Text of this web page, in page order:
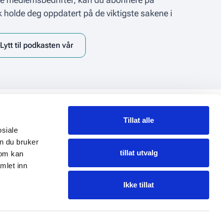
du bruker
kan
inn
Tillat alle
tillat utvalg
Ikke tillat
holde deg oppdatert på de viktigste sakene i
Lytt til podkasten vår
Personvernserklæring
Informasjonskapsler (Cookies)
Endre samtykke